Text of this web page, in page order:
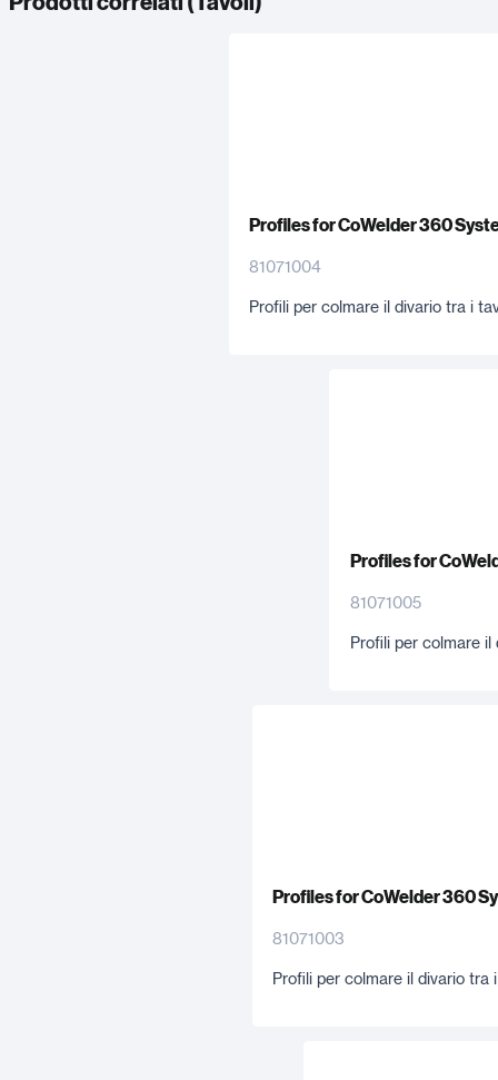
Profiles for CoWelder 360
81071004
Profili per colmare il divario tra i
Profiles for
81071005
Profili per colmare
Profiles for CoWelder 360
81071003
Profili per colmare il divario tra